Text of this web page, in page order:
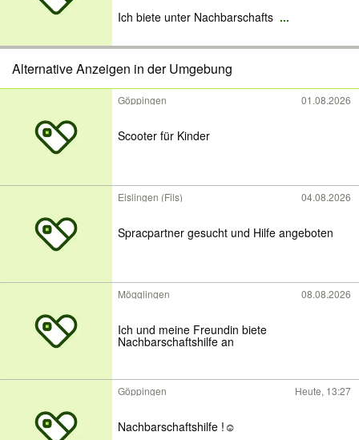
Ich biete unter Nachbarschafts ...
Alternative Anzeigen in der Umgebung
Göppingen 01.08.2026
Scooter für Kinder
Eislingen (Fils) 04.08.2026
Spracpartner gesucht und Hilfe angeboten
Mögglingen 08.08.2026
Ich und meine Freundin biete
Nachbarschaftshilfe an
Göppingen Heute, 13:27
Nachbarschaftshilfe !☺️